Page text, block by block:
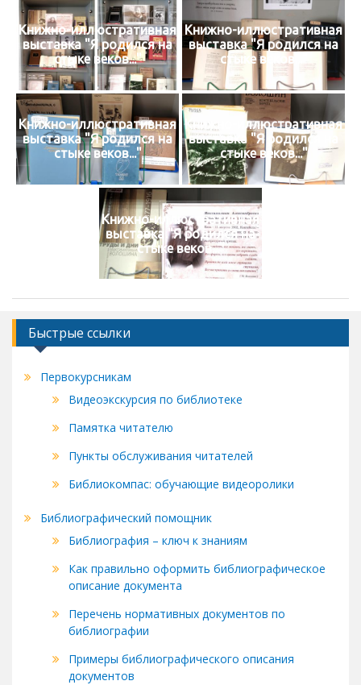
Книжно-иллюстративная
выставка "Я родился на
стыке веков..."
Книжно-иллюстративная
выставка "Я родился на
стыке веков..."
Книжно-иллюстративная
выставка "Я родился на
стыке веков..."
Книжно-иллюстративная
выставка "Я родился на
стыке веков..."
Книжно-иллюстративная
выставка "Я родился на
стыке веков..."
Быстрые ссылки
Первокурсникам
Видеоэкскурсия по библиотеке
Памятка читателю
Пункты обслуживания читателей
Библиокомпас: обучающие видеоролики
Библиографический помощник
Библиография – ключ к знаниям
Как правильно оформить библиографическое
описание документа
Перечень нормативных документов по
библиографии
Примеры библиографического описания
документов